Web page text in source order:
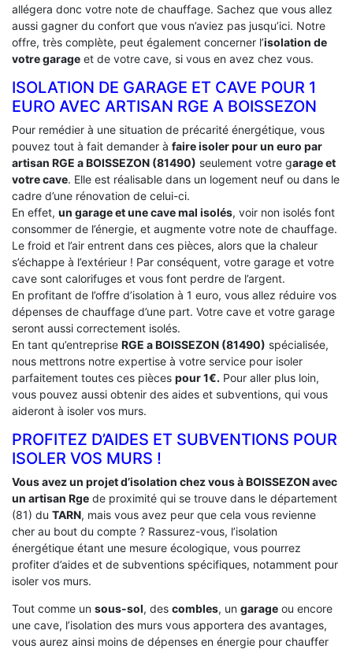
allégera donc votre note de chauffage. Sachez que vous allez
aussi gagner du confort que vous n’aviez pas jusqu’ici. Notre
offre, très complète, peut également concerner l’isolation de
votre garage et de votre cave, si vous en avez chez vous.
ISOLATION DE GARAGE ET CAVE POUR 1
EURO AVEC ARTISAN RGE A BOISSEZON
Pour remédier à une situation de précarité énergétique, vous
pouvez tout à fait demander à faire isoler pour un euro par
artisan RGE a BOISSEZON (81490) seulement votre garage et
votre cave. Elle est réalisable dans un logement neuf ou dans le
cadre d’une rénovation de celui-ci.
En effet, un garage et une cave mal isolés, voir non isolés font
consommer de l’énergie, et augmente votre note de chauffage.
Le froid et l’air entrent dans ces pièces, alors que la chaleur
s’échappe à l’extérieur ! Par conséquent, votre garage et votre
cave sont calorifuges et vous font perdre de l’argent.
En profitant de l’offre d’isolation à 1 euro, vous allez réduire vos
dépenses de chauffage d’une part. Votre cave et votre garage
seront aussi correctement isolés.
En tant qu’entreprise RGE a BOISSEZON (81490) spécialisée,
nous mettrons notre expertise à votre service pour isoler
parfaitement toutes ces pièces pour 1€. Pour aller plus loin,
vous pouvez aussi obtenir des aides et subventions, qui vous
aideront à isoler vos murs.
PROFITEZ D’AIDES ET SUBVENTIONS POUR
ISOLER VOS MURS !
Vous avez un projet d’isolation chez vous à BOISSEZON avec
un artisan Rge de proximité qui se trouve dans le département
(81) du TARN, mais vous avez peur que cela vous revienne
cher au bout du compte ? Rassurez-vous, l’isolation
énergétique étant une mesure écologique, vous pourrez
profiter d’aides et de subventions spécifiques, notamment pour
isoler vos murs.
Tout comme un sous-sol, des combles, un garage ou encore
une cave, l’isolation des murs vous apportera des avantages,
vous aurez ainsi moins de dépenses en énergie pour chauffer